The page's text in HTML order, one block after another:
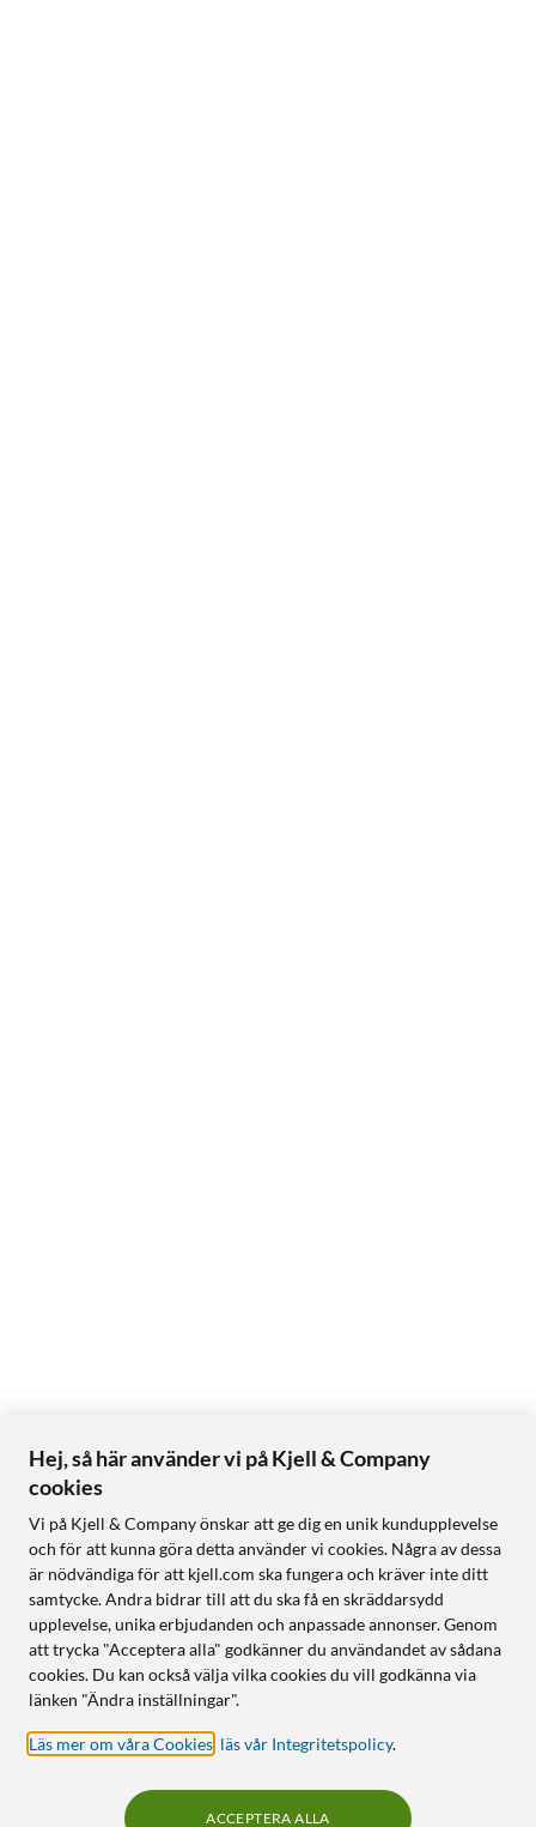
Hej, så här använder vi på Kjell & Company
cookies
Vi på Kjell & Company önskar att ge dig en unik kundupplevelse
och för att kunna göra detta använder vi cookies. Några av dessa
är nödvändiga för att kjell.com ska fungera och kräver inte ditt
samtycke. Andra bidrar till att du ska få en skräddarsydd
upplevelse, unika erbjudanden och anpassade annonser. Genom
att trycka "Acceptera alla" godkänner du användandet av sådana
cookies. Du kan också välja vilka cookies du vill godkänna via
länken "Ändra inställningar".
Läs mer om våra Cookies läs vår Integritetspolicy.
ACCEPTERA ALLA